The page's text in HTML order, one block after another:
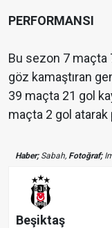
PERFORMANSI
Bu sezon 7 maçta
göz kamaştıran
39 maçta 21 gol
maçta 2 gol atarak
Haber;Sabah, Fotoğraf;
Beşiktaş